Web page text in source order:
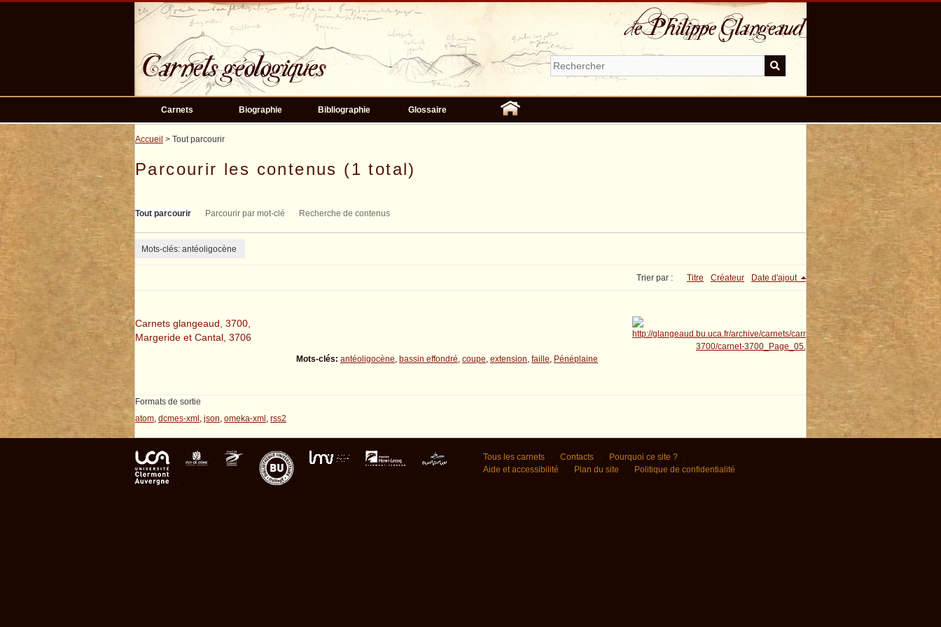
Carnets Biographie Bibliographie Glossaire
Accueil > Tout parcourir
Parcourir les contenus (1 total)
Tout parcourir Parcourir par mot-clé Recherche de contenus
Mots-clés: antéoligocène
Trier par : Titre Créateur Date d'ajout
Carnets glangeaud, 3700,
Margeride et Cantal, 3706
Mots-clés: antéoligocène, bassin effondré, coupe, extension, faille, Pénéplaine
Formats de sortie
atom, dcmes-xml , json, omeka-xml , rss2
Tous les carnets Contacts
Pourquoi ce site ?
Aide et accessibilité
Plan du site Politique de confidentialité